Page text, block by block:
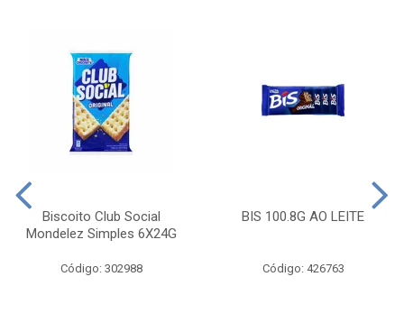
Biscoito Club Social
Mondelez Simples 6X24G
Código: 302988
BIS 100.8G AO LEITE
Código: 426763